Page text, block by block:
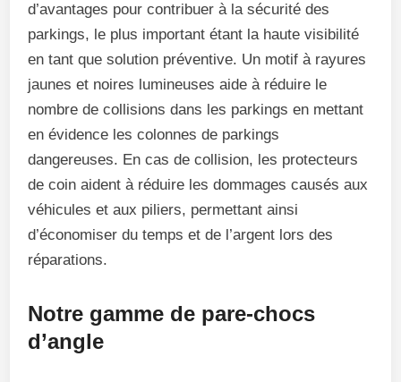
d’avantages pour contribuer à la sécurité des
parkings, le plus important étant la haute visibilité
en tant que solution préventive. Un motif à rayures
jaunes et noires lumineuses aide à réduire le
nombre de collisions dans les parkings en mettant
en évidence les colonnes de parkings
dangereuses. En cas de collision, les protecteurs
de coin aident à réduire les dommages causés aux
véhicules et aux piliers, permettant ainsi
d’économiser du temps et de l’argent lors des
réparations.
Notre gamme de pare-chocs
d’angle